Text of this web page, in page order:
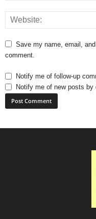
Save my name, email,
comment.
Notify me of follow-up
Notify me of new posts by